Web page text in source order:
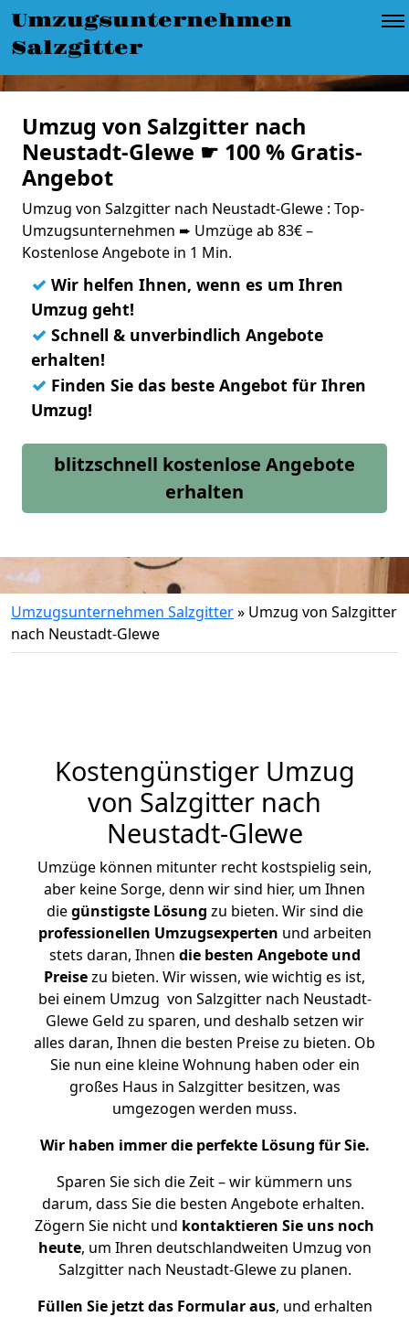
Umzugsunternehmen
Salzgitter
Umzug von Salzgitter nach
Neustadt-Glewe ☛ 100 % Gratis-
Angebot
Umzug von Salzgitter nach Neustadt-Glewe : Top-
Umzugsunternehmen ➨ Umzüge ab 83€ –
Kostenlose Angebote in 1 Min.
✓ Wir helfen Ihnen, wenn es um Ihren
Umzug geht!
✓ Schnell & unverbindlich Angebote
erhalten!
✓ Finden Sie das beste Angebot für Ihren
Umzug!
blitzschnell kostenlose Angebote
erhalten
Umzugsunternehmen Salzgitter» Umzug von Salzgitter
nach Neustadt-Glewe
Kostengünstiger Umzug
von Salzgitter nach
Neustadt-Glewe
Umzüge können mitunter recht kostspielig sein,
aber keine Sorge, denn wir sind hier, um Ihnen
diegünstigste Lösung zu bieten. Wir sind die
professionellen Umzugsexperten und arbeiten
stets daran, Ihnen die besten Angebote und
Preisezu bieten. Wir wissen, wie wichtig es ist,
bei einem Umzug von Salzgitter nach Neustadt-
Glewe Geld zu sparen, und deshalb setzen wir
alles daran, Ihnen die besten Preise zu bieten. Ob
Sie nun eine kleine Wohnung haben oder ein
großes Haus in Salzgitter besitzen, was
umgezogen werden muss.
Wir haben immer die perfekte Lösung für Sie.
Sparen Sie sich die Zeit – wir kümmern uns
darum, dass Sie die besten Angebote erhalten.
Zögern Sie nicht und kontaktieren Sie uns noch
heute, um Ihren deutschlandweiten Umzug von
Salzgitter nach Neustadt-Glewe zu planen.
Füllen Sie jetzt das Formular aus, und erhalten